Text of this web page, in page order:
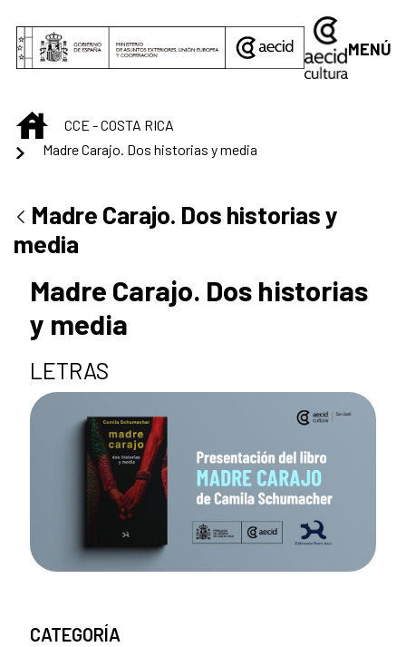
MENÚ
INICIO
CCE - COSTA RICA
Madre Carajo. Dos historias y media
Madre Carajo. Dos historias y
media
Madre Carajo. Dos historias
y media
LETRAS
CATEGORÍA